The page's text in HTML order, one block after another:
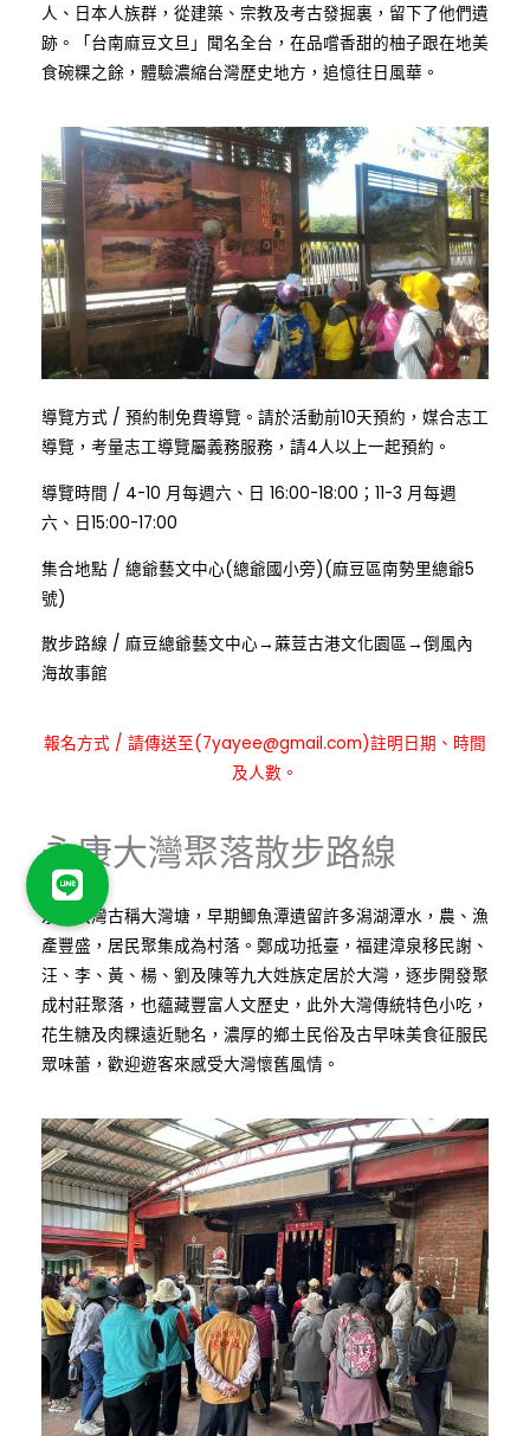
人、日本人族群，從建築、宗教及考古發掘裏，留下了他們遺
跡。「台南麻豆文旦」聞名全台，在品嚐香甜的柚子跟在地美
食碗粿之餘，體驗濃縮台灣歷史地方，追憶往日風華。
導覽方式: / 預約制免費導覽。請於活動前10天預約，媒合志工
導覽，考量志工導覽屬義務服務，請4人以上一起預約。
導覽時間 / 4-10 月每週六、日 16:00-18:00；11-3 月每週
六、日15:00-17:00
集合地點: / 總爺藝文中心(總爺國小旁)(麻豆區南勢里總爺5
號)
散步路線 / 麻豆總爺藝文中心→蔴荳古港文化園區→倒風內
海故事館
報名方式: / 請傳送至(7yayee@gmail.com)註明日期、時間
及人數。
永康大灣聚落散步路線
永康大灣古稱大灣塘，早期鯽魚潭遺留許多潟湖潭水，農、漁
產豐盛，居民聚集成為村落。鄭成功抵臺，福建漳泉移民謝、
汪、李、黃、楊、劉及陳等九大姓族定居於大灣，逐步開發聚
成村莊聚落，也蘊藏豐富人文歷史，此外大灣傳統特色小吃，
花生糖及肉粿遠近馳名，濃厚的鄉土民俗及古早味美食征服民
眾味蕾，歡迎遊客來感受大灣懷舊風情。